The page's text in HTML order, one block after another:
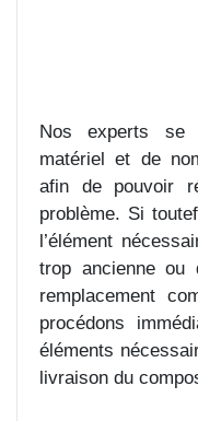
Nos experts se
matériel et de
afin de pouvoir
problème. Si
l’élément
trop ancienne ou
remplacement
procédons
éléments
livraison du